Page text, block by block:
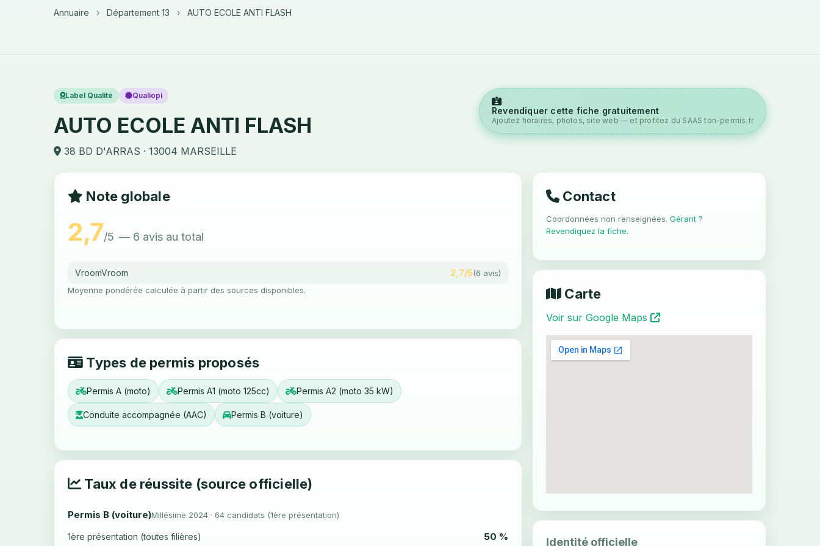
Annuaire › Département 13 › AUTO ECOLE ANTI FLASH
Label Qualité Qualiopi
AUTO ECOLE ANTI FLASH
38 BD D'ARRAS · 13004 MARSEILLE
Revendiquer cette fiche gratuitement
Ajoutez horaires, photos, site web — et profitez du SAAS ton-permis.fr
Note globale
2,7/5 — 6 avis au total
VroomVroom 2,7/5(6 avis)
Moyenne pondérée calculée à partir des sources disponibles.
Types de permis proposés
Permis A (moto) Permis A1 (moto 125cc) Permis A2 (moto 35 kW)
Conduite accompagnée (AAC) Permis B (voiture)
Taux de réussite (source officielle)
Permis B (voiture)Millésime 2024 · 64 candidats (1ère présentation)
1ère présentation (toutes filières) 50 %
Contact
Coordonnées non renseignées. Gérant ?
Revendiquez la fiche.
Carte
Voir sur Google Maps
Identité officielle